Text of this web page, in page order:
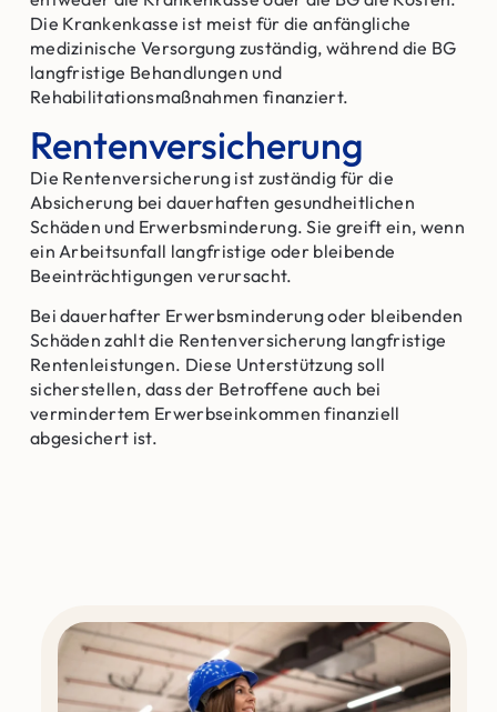
Die Krankenkasse ist meist für die anfängliche
medizinische Versorgung zuständig, während die BG
langfristige Behandlungen und
Rehabilitationsmaßnahmen finanziert.
Rentenversicherung
Die Rentenversicherung ist zuständig für die
Absicherung bei dauerhaften gesundheitlichen
Schäden und Erwerbsminderung. Sie greift ein, wenn
ein Arbeitsunfall langfristige oder bleibende
Beeinträchtigungen verursacht.
Bei dauerhafter Erwerbsminderung oder bleibenden
Schäden zahlt die Rentenversicherung langfristige
Rentenleistungen. Diese Unterstützung soll
sicherstellen, dass der Betroffene auch bei
vermindertem Erwerbseinkommen finanziell
abgesichert ist.